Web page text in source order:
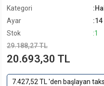
Kategori
Ayar
:14
Stok
:1
29.188,27 TL
20.693,30 TL
7.427,52 TL 'den başlayan